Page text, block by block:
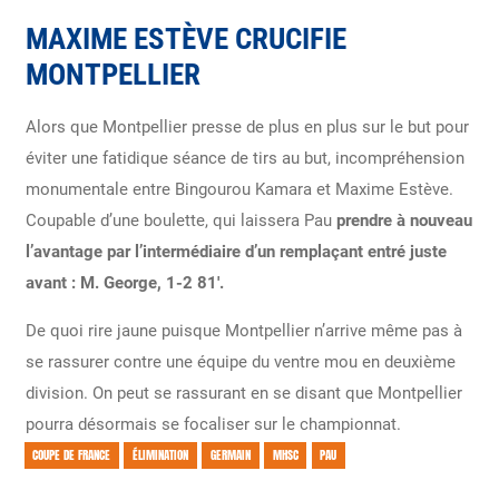
MAXIME ESTÈVE CRUCIFIE
MONTPELLIER
Alors que Montpellier presse de plus en plus sur le but pour
éviter une fatidique séance de tirs au but, incompréhension
monumentale entre Bingourou Kamara et Maxime Estève.
Coupable d’une boulette, qui laissera Pau prendre à nouveau
l’avantage par l’intermédiaire d’un remplaçant entré juste
avant : M. George, 1-2 81′.
De quoi rire jaune puisque Montpellier n’arrive même pas à
se rassurer contre une équipe du ventre mou en deuxième
division. On peut se rassurant en se disant que Montpellier
pourra désormais se focaliser sur le championnat.
COUPE DE FRANCE ÉLIMINATION GERMAIN MHSC PAU